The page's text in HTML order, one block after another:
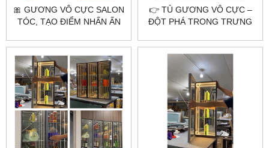
🎀 GƯƠNG VÔ CỰC SALON
TÓC, TẠO ĐIỂM NHẤN ẤN
👉 TỦ GƯƠNG VÔ CỰC –
ĐỘT PHÁ TRONG TRƯNG